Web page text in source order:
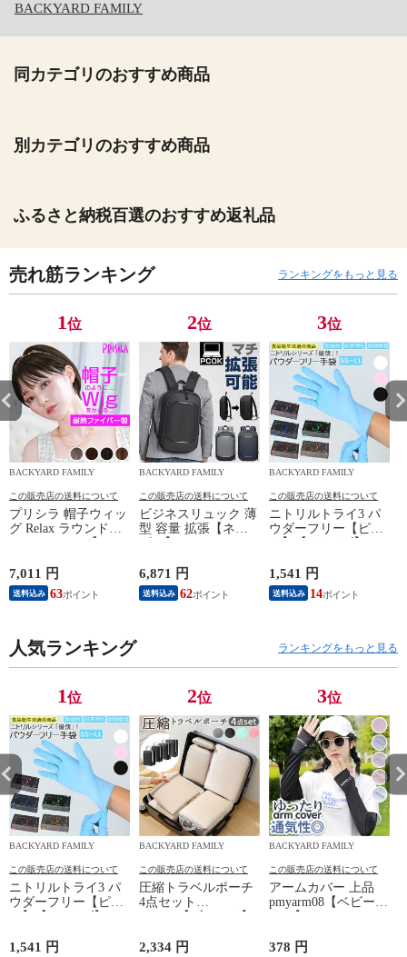
BACKYARD FAMILY
同カテゴリのおすすめ商品
別カテゴリのおすすめ商品
ふるさと納税百選のおすすめ返礼品
売れ筋ランキング ランキングをもっと見る
1位
BACKYARD FAMILY
この販売店の送料について
プリシラ 帽子ウィッ
グ Relax ラウンドマ
ッシュ BO-05【TDB/
ン】
7,011 円
送料込み 63
2位
BACKYARD FAMILY
この販売店の送料について
ビジネスリュック 薄
型 容量 拡張【ネイ
ビー】
6,871 円
送料込み 62
3位
BACKYARD FAMILY
この販売店の送料について
ニトリルトライ3 パ
ウダーフリー【ピン
ク】【Lサイズ】
1,541 円
送料込み 14
人気ランキング ランキングをもっと見る
1位
BACKYARD FAMILY
この販売店の送料について
ニトリルトライ3 パ
ウダーフリー【ピン
ク】【Lサイズ】
1,541 円
2位
BACKYARD FAMILY
この販売店の送料について
圧縮トラベルポーチ
4点セット
pk0804【ブラック】
2,334 円
3位
BACKYARD FAMILY
この販売店の送料について
アームカバー 上品
pmyarm08【ベビーピ
ンク】
378 円